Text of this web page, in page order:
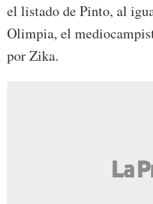
el listado de Pinto, al
Olimpia, el
por Zika.